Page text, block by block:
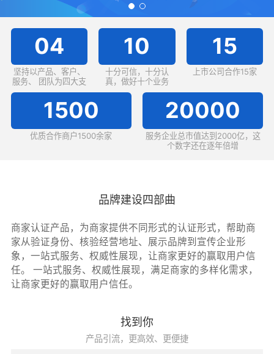
04
坚持以产品、客户、
服务、 团队为四大支
柱
10
十分可信，十分认
真，做好十个业务
15
上市公司合作15家
1500
优质合作商户1500余家
20000
服务企业总市值达到2000亿，这
个数字还在逐年倍增
品牌建设四部曲
商家认证产品，为商家提供不同形式的认证形式，帮助商
家从验证身份、核验经营地址、展示品牌到宣传企业形
象，一站式服务、权威性展现，让商家更好的赢取用户信
任。 一站式服务、权威性展现，满足商家的多样化需求，
让商家更好的赢取用户信任。
找到你
产品引流，更高效、更便捷